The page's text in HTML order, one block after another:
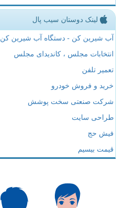
لینک دوستان سیب پال
آب شیرین کن - دستگاه آب شیرین کن
انتخابات مجلس ، کاندیدای مجلس
تعمیر تلفن
خرید و فروش خودرو
شرکت صنعتی سخت پوشش
طراحی سایت
فیش حج
قیمت بیسیم